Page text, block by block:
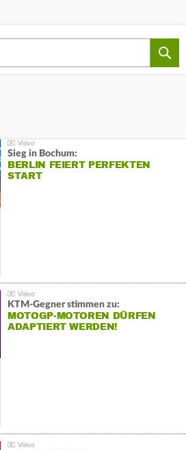
Sieg in Bochum:
BERLIN FEIERT PERFEKTEN
START
KTM-Gegner stimmen zu:
MOTOGP-MOTOREN DÜRFEN
ADAPTIERT WERDEN!